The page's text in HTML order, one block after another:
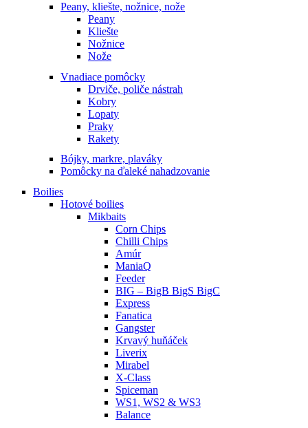
Peany, kliešte, nožnice, nože
Peany
Kliešte
Nožnice
Nože
Vnadiace pomôcky
Drviče, poliče nástrah
Kobry
Lopaty
Praky
Rakety
Bójky, markre, plaváky
Pomôcky na ďaleké nahadzovanie
Boilies
Hotové boilies
Mikbaits
Corn Chips
Chilli Chips
Amúr
ManiaQ
Feeder
BIG – BigB BigS BigC
Express
Fanatica
Gangster
Krvavý huňáček
Liverix
Mirabel
X-Class
Spiceman
WS1, WS2 & WS3
Balance